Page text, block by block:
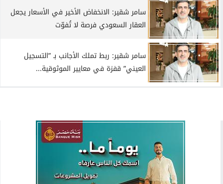
سامر شقير: الانخفاض الأخير في الأسعار يجعل
العقار السعودي فرصة لا تُفوّت
سامر شقير: ربط تملك الأجانب بـ ”التسجيل
العيني” قفزة في معايير الموثوقية...